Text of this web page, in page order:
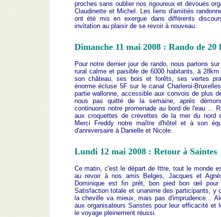
proches sans oublier nos rigoureux et dévoués
Claudinette et Michel. Les liens d'amitiés
ont été mis en exergue dans différents
invitation au plaisir de se revoir à nouveau.
Dimanche 11 mai 2008 : Rando de
Pour notre dernier jour de rando, nous partons
rural calme et paisible de 6000 habitants, à
son château, ses bois et forêts, ses vertes
énorme écluse 5F sur le canal Charleroi-
partie wallonne, accessible aux convois de plus
nous pas quitté de la semaine, après
continuons notre promenade au bord de l'eau ...
aux croquettes de crevettes de la mer du
Merci Freddy notre maître d'hôtel et à son
d'anniversaire à Danielle et Nicole.
Lundi 12 mai 2008 : Retour à Saintes
Ce matin, c'est le départ de Ittre, tout le monde
au revoir à nos amis Belges, Jacques et
Dominique est fin prêt, bon pied bon œil pour
Satisfaction totale et unanime des participants, y
la cheville va mieux, mais pas d'imprudence...
aux organisateurs Saristes pour leur efficacité et
le voyage pleinement réussi.